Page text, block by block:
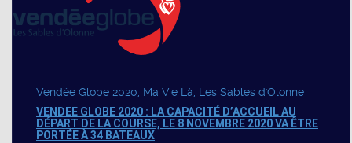
Vendée Globe 2020, Ma Vie Là, Les Sables d'Olonne
VENDEE GLOBE 2020 : LA CAPACITÉ D’ACCUEIL AU
DÉPART DE LA COURSE, LE 8 NOVEMBRE 2020 VA ÊTRE
PORTÉE À 34 BATEAUX